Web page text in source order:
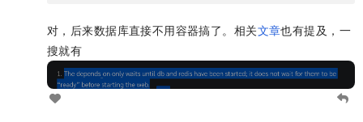
对，后来数据库直接不用容器搞了。相关文章也有提及，一
搜就有